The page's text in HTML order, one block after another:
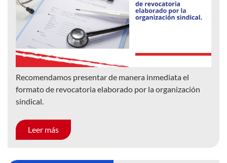
Recomendamos presentar de manera inmediata el
formato de revocatoria elaborado por la organización
sindical.
Leer más